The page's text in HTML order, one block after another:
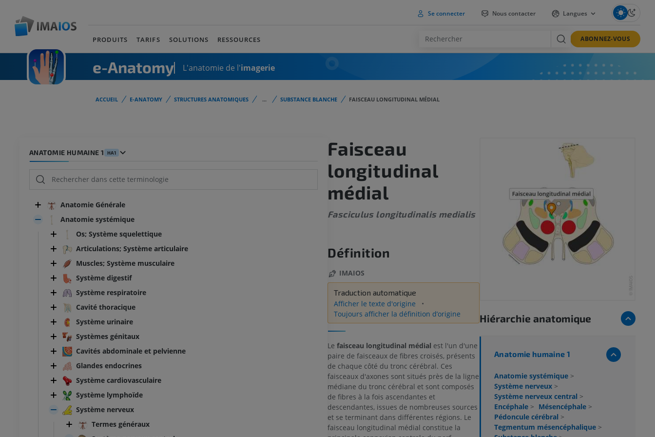
Se connecter Nous contacter Langues
PRODUITS TARIFS SOLUTIONS RESSOURCES ABONNEZ-VOUS
e-Anatomy L'anatomie de l'imagerie
ACCUEIL E-ANATOMY STRUCTURES ANATOMIQUES ... SUBSTANCE BLANCHE FAISCEAU LONGITUDINAL MÉDIAL
ANATOMIE HUMAINE 1 HA1
Anatomie Générale
Anatomie systémique
Os; Système squelettique
Articulations; Système articulaire
Muscles; Système musculaire
Système digestif
Système respiratoire
Cavité thoracique
Système urinaire
Systèmes génitaux
Cavités abdominale et pelvienne
Glandes endocrines
Système cardiovasculaire
Système lymphoïde
Système nerveux
Termes généraux
Faisceau
longitudinal
médial
Fasciculus longitudinalis medialis
Définition
IMAIOS
Traduction automatique
Afficher le texte d'origine
Toujours afficher la définition d’origine
Le faisceau longitudinal médial est l'un d'une
paire de faisceaux de fibres croisés, présents
de chaque côté du tronc cérébral. Ces
faisceaux d'axones sont situés près de la ligne
médiane du tronc cérébral et sont composés
de fibres à la fois ascendantes et
descendantes, issues de nombreuses sources
et se terminant dans différentes régions. Le
faisceau longitudinal médial constitue la
Hiérarchie anatomique
Anatomie humaine 1
Anatomie systémique >
Système nerveux >
Système nerveux central >
Encéphale > Mésencéphale >
Pédoncule cérébral >
Tegmentum mésencéphalique >